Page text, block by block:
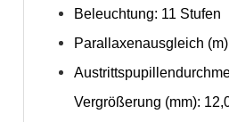
Beleuchtung: 11 Stufen
Parallaxenausgleich
Vergrößerung (mm):